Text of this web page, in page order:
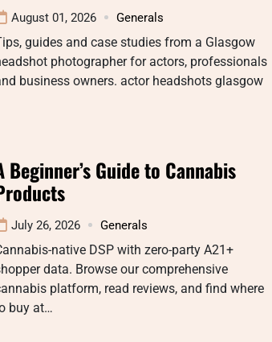
August 01, 2026 Generals
guides and case studies from a Glasgow
photographer for actors, professionals
business owners. actor headshots glasgow
Beginner’s Guide to Cannabis
July 26, 2026 Generals
native DSP with zero-party A21+
data. Browse our comprehensive
platform, read reviews, and find where
buy at…